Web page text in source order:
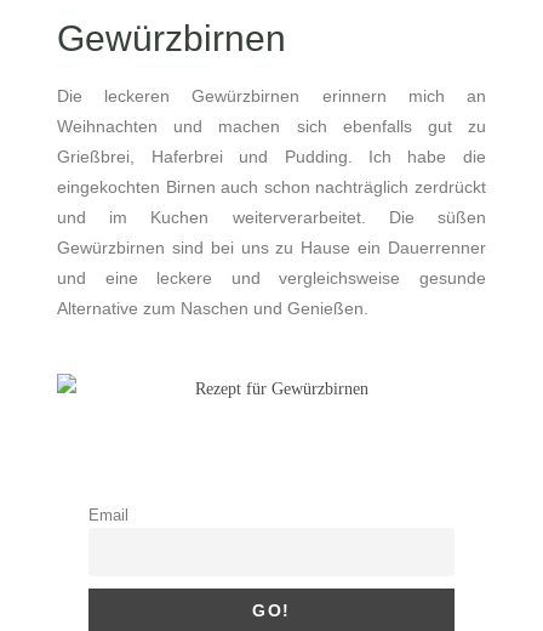
Gewürzbirnen
Die leckeren Gewürzbirnen erinnern mich an
Weihnachten und machen sich ebenfalls gut zu
Grießbrei, Haferbrei und Pudding. Ich habe die
eingekochten Birnen auch schon nachträglich zerdrückt
und im Kuchen weiterverarbeitet. Die süßen
Gewürzbirnen sind bei uns zu Hause ein Dauerrenner
und eine leckere und vergleichsweise gesunde
Alternative zum Naschen und Genießen.
Email